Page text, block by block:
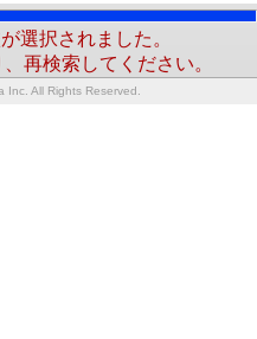
選択されました。
再検索してください。
Inc. All Rights Reserved.